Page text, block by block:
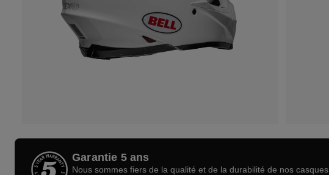
Garantie 5 ans
Nous sommes fiers de la qualité et de la durabilité de nos casques.